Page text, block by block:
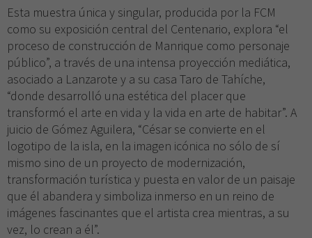
Esta muestra única y singular, producida por la FCM
como su exposición central del Centenario, explora “el
proceso de construcción de Manrique como personaje
público”, a través de una intensa proyección mediática,
asociado a Lanzarote y a su casa Taro de Tahíche,
“donde desarrolló una estética del placer que
transformó el arte en vida y la vida en arte de habitar”. A
juicio de Gómez Aguilera, “César se convierte en el
logotipo de la isla, en la imagen icónica no sólo de sí
mismo sino de un proyecto de modernización,
transformación turística y puesta en valor de un paisaje
que él abandera y simboliza inmerso en un reino de
imágenes fascinantes que el artista crea mientras, a su
vez, lo crean a él”.
Estas
cookies no
son
opcionales.
Son
necesarias
para que
funcione la
web.
Experiencia
Para que
nuestra web
funcione lo